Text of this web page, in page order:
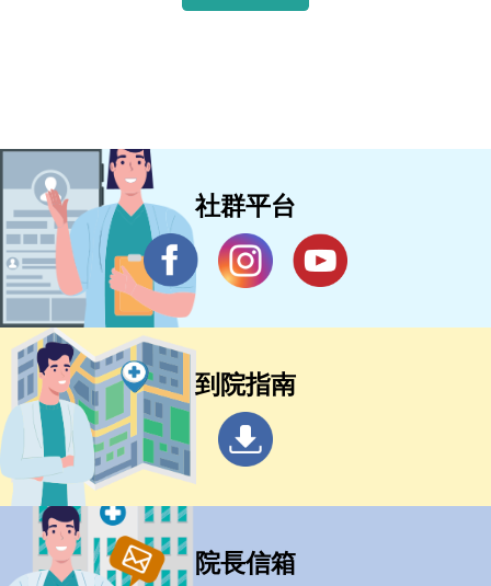
社群平台
到院指南
院長信箱